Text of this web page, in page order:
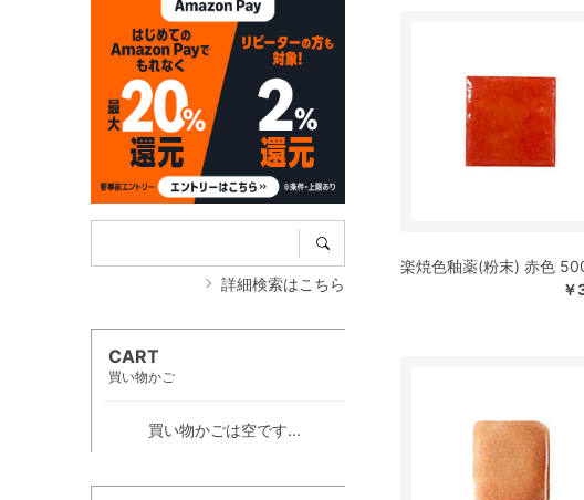
詳細検索はこちら
CART
買い物かご
買い物かごは空です...
楽焼色釉薬(粉末) 赤色